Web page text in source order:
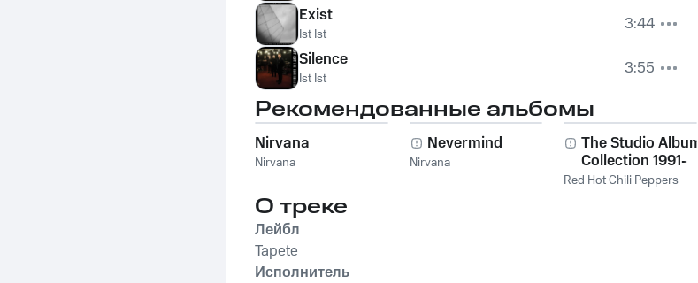
Exist
Ist Ist
3:44
Silence
Ist Ist 3:55
Рекомендованные альбомы
Nirvana
Nirvana
Nevermind
Nirvana
The Studio Album
Collection 1991-
2011
Red Hot Chili Peppers
О треке
Лейбл
Tapete
Исполнитель